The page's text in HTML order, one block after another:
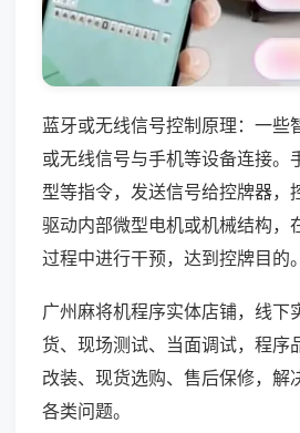
蓝牙或无线信号控制原理：一些
或无线信号与手机等设备连接。
型等指令，发送信号给控牌器，
驱动内部微型电机或机械结构，
过程中进行干预，达到控牌目的。
广州麻将机程序实体店铺，线下
货、现场测试、当面调试，程序
改装、现货选购、售后保修，解
各类问题。